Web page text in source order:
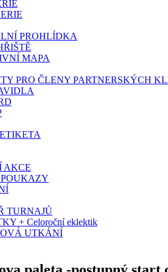
PROHLÍDKA
MAPA
PRO ČLENY PARTNERSKÝCH
AKCE
TURNAJŮ
+ Celoroční eklektik
UTKÁNÍ